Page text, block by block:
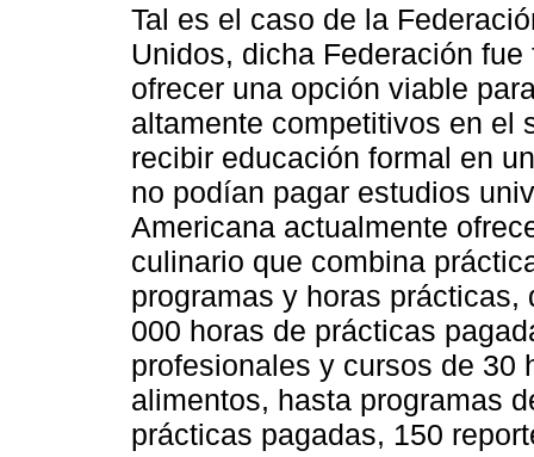
Tal es el caso de la
Unidos, dicha Federación
ofrecer una opción viable
altamente competitivos en el
recibir educación formal en
no podían pagar estudios
Americana actualmente
culinario que combina
programas y horas
000 horas de prácticas
profesionales y cursos de 30
alimentos, hasta programas
prácticas pagadas, 150